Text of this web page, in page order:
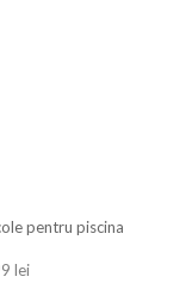
pentru piscina
lei